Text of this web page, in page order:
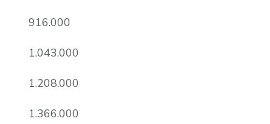
916.000
1.043.000
1.208.000
1.366.000